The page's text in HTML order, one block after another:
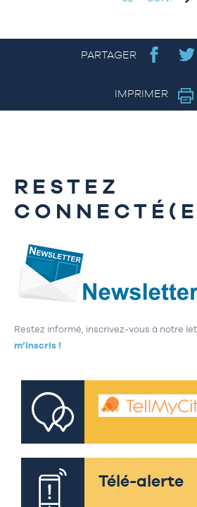
PARTAGER
IMPRIMER
RESTEZ
Restez informé, inscrivez-vous à notre
m’inscris !
Télé-alerte